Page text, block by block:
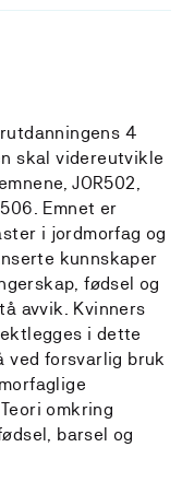
4
skal videreutvikle
JOR502,
Emnet er
i jordmorfag og
kunnskaper
fødsel og
avvik. Kvinners
i dette
ved forsvarlig bruk
omkring
barsel og